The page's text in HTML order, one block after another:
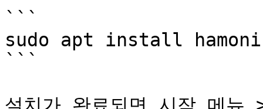
```
sudo apt install
```